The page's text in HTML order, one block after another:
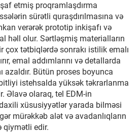
etmiş proqramlaşdırma
sürətli quraşdırılmasına və
verərək prototip inkişafı və
həll olur. Sərtləşmiş materialların
çox tətbiqlərdə sonrakı istilik emalı
emal addımlarını və detallarda
azaldır. Bütün proses boyunca
istehsalda yüksək təkrarlanma
Əlavə olaraq, tel EDM-in
xüsusiyyətlər yarada bilməsi
mürəkkəb alət və avadanlıqların
qiymətli edir.